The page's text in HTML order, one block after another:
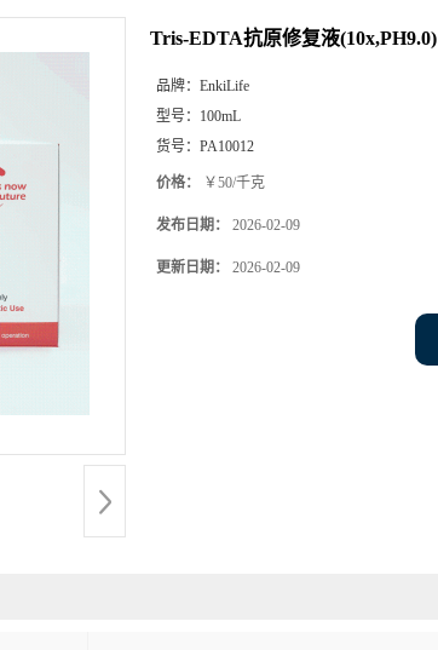
Tris-EDTA抗原修复液(10x,PH9.0)
品牌： EnkiLife
型号： 100mL
货号： PA10012
价格： ￥50/千克
发布日期： 2026-02-09
更新日期： 2026-02-09